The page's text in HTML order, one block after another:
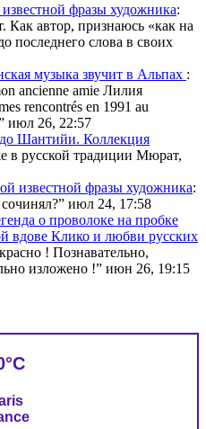
фразы художника:
Как автор, признаюсь «как на
последнего слова в своих
музыка звучит в Альпах :
ancienne amie Лилия
rencontrés en 1991 au
июл 26, 22:57
Шантийи. Коллекция
в русской традиции Мюрат,
известной фразы художника:
” июл 24, 17:58
о проволоке на пробке
вдове Клико и любви русских
! Познавательно,
изложено !” июн 26, 19:15